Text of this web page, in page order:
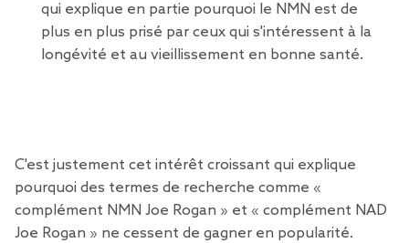
qui explique en partie pourquoi le NMN est de
plus en plus prisé par ceux qui s'intéressent à la
longévité et au vieillissement en bonne santé.
C'est justement cet intérêt croissant qui explique
pourquoi des termes de recherche comme «
complément NMN Joe Rogan » et « complément NAD
Joe Rogan » ne cessent de gagner en popularité.